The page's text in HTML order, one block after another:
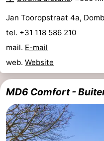
Jan Tooropstraat 4a,
tel. +31 118 586 210
mail. E-mail
web. Website
MD6 Comfort -